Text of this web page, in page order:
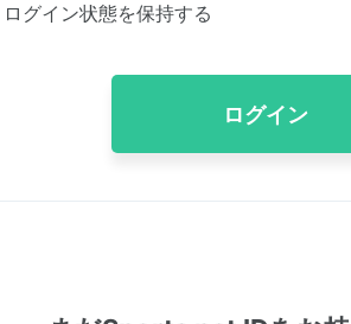
ログイン状態を保持する
ログイン